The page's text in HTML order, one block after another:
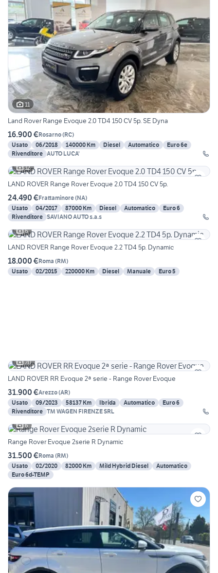
11
Land Rover Range Evoque 2.0 TD4 150 CV 5p. SE Dyna
16.900 €Rosarno(RC)
Usato
06/2018 140000 Km Diesel Automatico
Euro 6e
Rivenditore AUTO LUCA'
12
LAND ROVER Range Rover Evoque 2.0 TD4 150 CV 5p.
24.490 €Frattaminore(NA)
Usato
04/2017 87000 Km Diesel Automatico
Euro 6
Rivenditore SAVIANO AUTO s.a.s
6
LAND ROVER Range Rover Evoque 2.2 TD4 5p. Dynamic
18.000 €Roma (RM)
Usato
02/2015 220000 Km Diesel Manuale Euro 5
20
LAND ROVER RR Evoque 2ª serie - Range Rover Evoque
31.900 €Arezzo(AR)
Usato
09/2023 58137 Km Ibrida Automatico
Euro 6
Rivenditore TM WAGEN FIRENZE SRL
6
Range Rover Evoque 2serie R Dynamic
31.500 €Roma (RM)
Usato
02/2020 82000 Km Mild Hybrid Diesel
Automatico
Euro 6d-TEMP